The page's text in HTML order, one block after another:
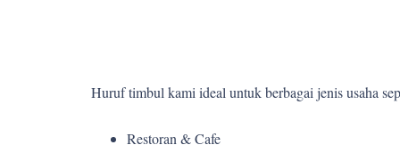
Huruf timbul kami ideal untuk berbagai jenis usaha
Restoran & Cafe